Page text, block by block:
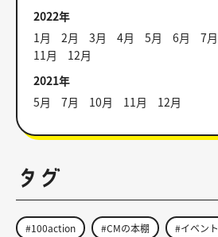
2022年
1月
2月 3月 4月 5月 6月 7月
11月
12月
2021年
5月
7月 10月 11月 12月
タグ
#100action #CMの本棚 #イベント